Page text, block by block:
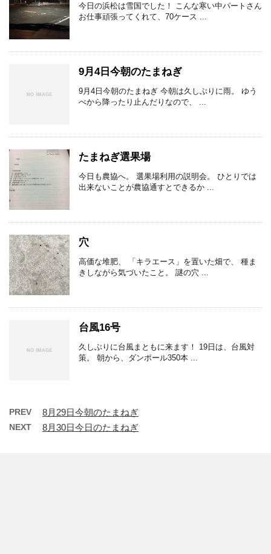
今日の浜松は雪国でした！ こんな寒い中パートさん
お仕事頑張ってくれて、70ケース ...
9月4日今朝のたまねぎ
9月4日今朝のたまねぎ 今朝は久しぶりに雨。 ゆう
べから降ったり止んだりなので、 ...
たまねぎ選果場
今日も農協へ。 選果場利用の説明会。 ひとりでは
出来ないことが農協通すとできるか ...
穴
高価な堆肥、 「キラエース」を置いた畑で、 種ま
きしながら気づいたこと。 謎の穴 ...
台風16号
久しぶりに台風まともに来ます！ 19日は、台風対
策。 朝から、ダンポール350本 ...
PREV 8月29日今朝のたまねぎ
NEXT 8月30日今日のたまねぎ